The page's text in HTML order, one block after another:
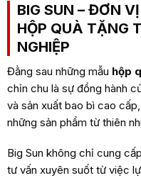
BIG SUN – ĐƠN
HỘP QUÀ TẶNG
NGHIỆP
Đằng sau những mẫu hộp
chỉn chu là sự đồng hành
và sản xuất bao bì cao
những sản phẩm từ thiên
Big Sun không chỉ cung
tư vấn xuyên suốt từ việc